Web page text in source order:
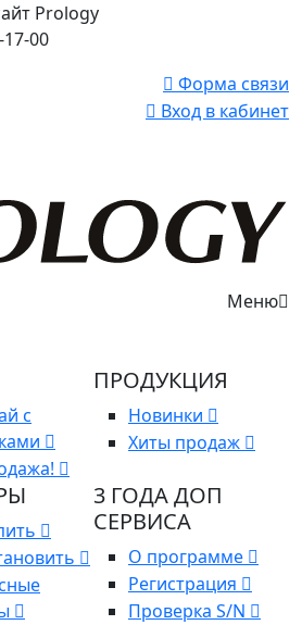
Prology
17-00
Форма связи
Вход в кабинет
Меню
с
ПРОДУКЦИЯ
Новинки
Хиты продаж
3 ГОДА ДОП
СЕРВИСА
О программе
Регистрация
Проверка S/N